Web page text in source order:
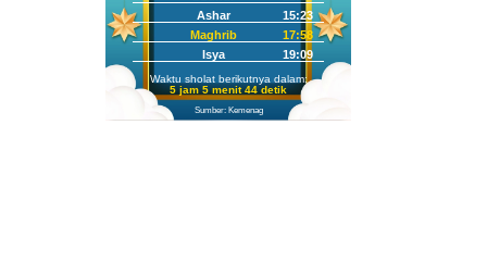
Ashar
15:23
Maghrib
17:58
Isya
19:09
Waktu sholat berikutnya dalam:
5 jam 5 menit 42 detik
Sumber: Kemenag